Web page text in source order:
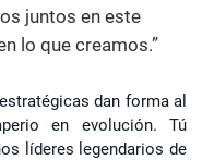
juntos en este
lo que creamos.”
dan forma al
en evolución. Tú
líderes legendarios de